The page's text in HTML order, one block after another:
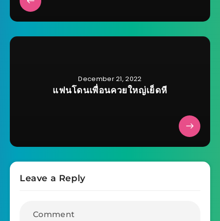
December 21, 2022
แฟนโดนเพื่อนควยใหญ่เย็ดหี
Leave a Reply